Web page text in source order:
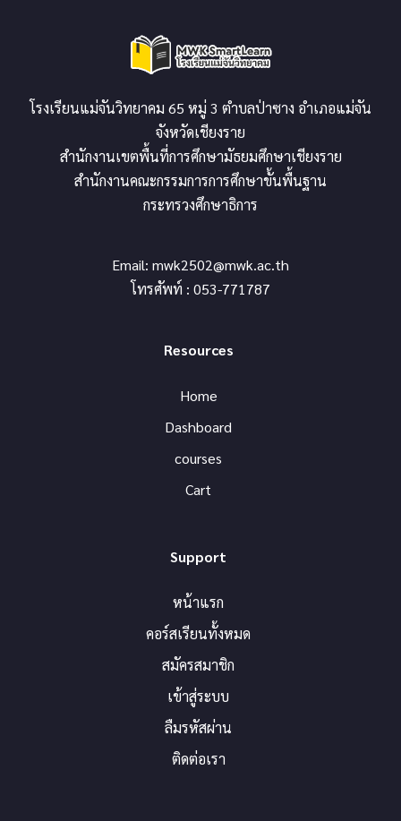
โรงเรียนแม่จันวิทยาคม 65 หมู่ 3 ตำบลป่าซาง อำเภอแม่จัน
จังหวัดเชียงราย
สำนักงานเขตพื้นที่การศึกษามัธยมศึกษาเชียงราย
สำนักงานคณะกรรมการการศึกษาขั้นพื้นฐาน
กระทรวงศึกษาธิการ
Email: mwk2502@mwk.ac.th
โทรศัพท์ : 053-771787
Resources
Home
Dashboard
courses
Cart
Support
หน้าแรก
คอร์สเรียนทั้งหมด
สมัครสมาชิก
เข้าสู่ระบบ
ลืมรหัสผ่าน
ติดต่อเรา